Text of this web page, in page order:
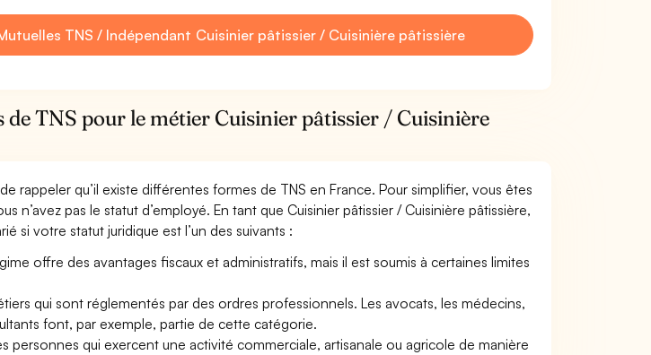
TNS / Indépendant Cuisinier pâtissier / Cuisinière pâtissière
de TNS pour le métier Cuisinier pâtissier / Cuisinière
rappeler qu’il existe différentes formes de TNS en France. Pour simplifier, vous êtes
n’avez pas le statut d’employé. En tant que Cuisinier pâtissier / Cuisinière pâtissière,
si votre statut juridique est l’un des suivants :
offre des avantages fiscaux et administratifs, mais il est soumis à certaines limites
qui sont réglementés par des ordres professionnels. Les avocats, les médecins,
font, par exemple, partie de cette catégorie.
personnes qui exercent une activité commerciale, artisanale ou agricole de manière